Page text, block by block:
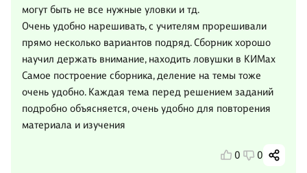
могут быть не все нужные уловки и тд.
Очень удобно нарешивать, с учителям прорешивали
прямо несколько вариантов подряд. Сборник хорошо
научил держать внимание, находить ловушки в КИМах
Самое построение сборника, деление на темы тоже
очень удобно. Каждая тема перед решением заданий
подробно объясняется, очень удобно для повторения
материала и изучения
0 0